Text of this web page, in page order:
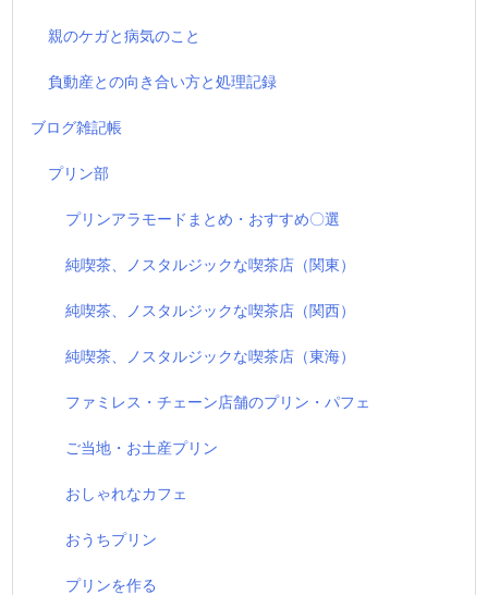
親のケガと病気のこと
負動産との向き合い方と処理記録
ブログ雑記帳
プリン部
プリンアラモードまとめ・おすすめ〇選
純喫茶、ノスタルジックな喫茶店（関東）
純喫茶、ノスタルジックな喫茶店（関西）
純喫茶、ノスタルジックな喫茶店（東海）
ファミレス・チェーン店舗のプリン・パフェ
ご当地・お土産プリン
おしゃれなカフェ
おうちプリン
プリンを作る